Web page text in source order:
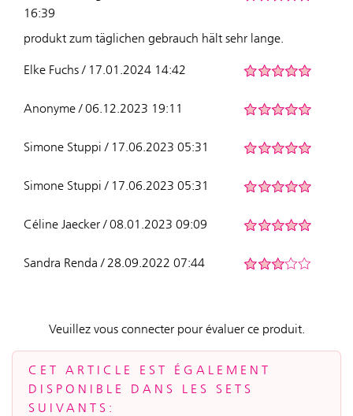
16:39
produkt zum täglichen gebrauch hält sehr lange.
Elke Fuchs / 17.01.2024 14:42
Anonyme / 06.12.2023 19:11
Simone Stuppi / 17.06.2023 05:31
Simone Stuppi / 17.06.2023 05:31
Céline Jaecker / 08.01.2023 09:09
Sandra Renda / 28.09.2022 07:44
Veuillez vous connecter pour évaluer ce produit.
CET ARTICLE EST ÉGALEMENT
DISPONIBLE DANS LES SETS
SUIVANTS: